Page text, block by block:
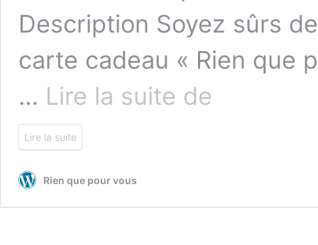
Description Soyez sûrs
carte cadeau « Rien que
… Lire la suite de
Lire la suite
Rien que pour vous